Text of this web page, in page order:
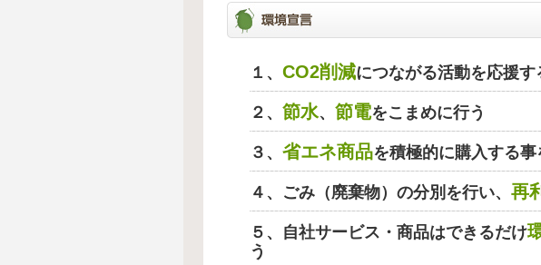
１、 CO2削減につながる活動を応援す
２、 節水、 節電をこまめに行う
３、 省エネ商品を積極的に購入する事
４、ごみ（廃棄物）の分別を行い、 再
５、自社サービス・商品はできるだけ
う